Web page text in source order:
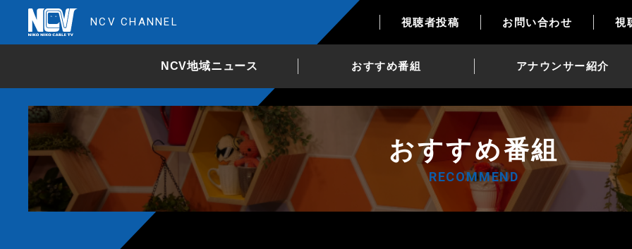
NCV CHANNEL 視聴者投稿 お問い合わせ 視
NCV地域ニュース おすすめ番組 アナウンサー紹介
おすすめ番組
RECOMMEND